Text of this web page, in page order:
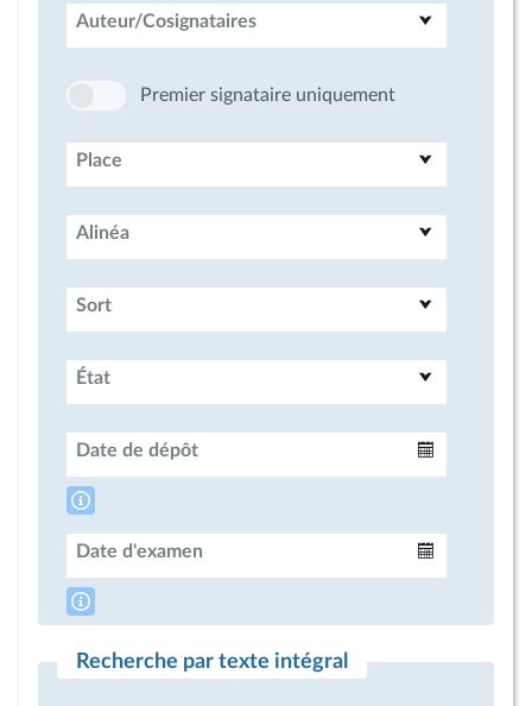
Auteur/Cosignataires
Premier signataire uniquement
Place
Alinéa
Sort
État
Date de dépôt
Date d'examen
Recherche par texte intégral